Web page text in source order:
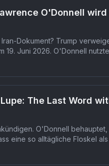
O'Donnell
Dokument? Trump
19. Juni 2026. O'Donnell
The Last Word
O'Donnell
eine so alltägliche Floskel